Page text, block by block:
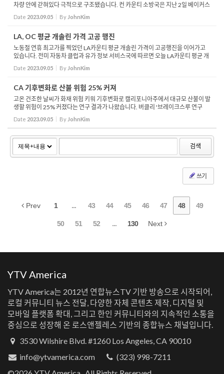
차량 안에 갇혀있다 극적으로 구조됐습니다. 컨 카운티 소방국은 지난 2일 베이커스
필드 남동쪽의 언덕 밑에 파손된 트럭이 있다는 신고를 받고 출동해 계곡에 갇혀있
는 트럭...
Date 2023.09.05 By JohnKim
LA, OC 평균 개솔린 가격 고공 행진
노동절 연휴 최고가를 찍었던 LA카운티 평균 개솔린 가격이 고공행진을 이어가고
있습니다. 전미 자동차 클럽과 유가 정보 서비스국에 따르면 오늘 LA카운티 평균 개
솔린 가격은 0.7센트 오른 갤런당 5달러 40.4센트로 나타났습니다. 이는 일주일 전
과 비교해...
Date 2023.09.05 By JohnKim
CA 기후변화로 산불 위험 25% 커져
고온 건조한 날씨가 화재 위험 키워 기후변화로 캘리포니아주에서 대규모 산불이 발
생할 위험이 25% 커졌다는 연구 결과가 나왔습니다. 버클리 '브레이크스루 연구
소'의 기후·에너지팀은 이런 내용의 연구 보고서를 최근 네이처지에 게재했습...
Date 2023.09.05 By JohnKim
검색
쓰기
Prev 1 ... 43 44 45 46 47 48 49
50 51 52 ... 130 Next
YTV America
YTV America는 2012년 연합뉴스TV 기반 방송으로 시작되어,
로컬 커뮤니티 뉴스 전달, 다양한 자체 콘텐츠 제작, 디지털 및
모바일 플랫폼 확대, 그리고 한인 커뮤니티와의 지속적인 소통을
중심으로 성장해 온 로스앤젤레스 기반의 종합뉴스 채널입니다.
3530 Wilshire Blvd. #1260 Los Angeles, CA 90010
info@ytvamerica.com
(323) 998-7211